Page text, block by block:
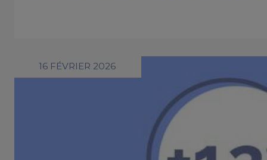
16 FÉVRIER 2026